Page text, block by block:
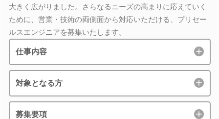
大きく広がりました。さらなるニーズの高まりに応えていく
ために、営業・技術の両側面から対応いただける、プリセー
ルスエンジニアを募集いたします。
仕事内容
対象となる方
募集要項